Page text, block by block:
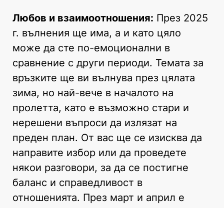
Любов и взаимоотношения: През 2025
г. вълнения ще има, а и като цяло
може да сте по-емоционални в
сравнение с други периоди. Темата за
връзките ще ви вълнува през цялата
зима, но най-вече в началото на
пролетта, като е възможно стари и
нерешени въпроси да излязат на
преден план. От вас ще се изисква да
направите избор или да проведете
някои разговори, за да се постигне
баланс и справедливост в
отношенията. През март и април е